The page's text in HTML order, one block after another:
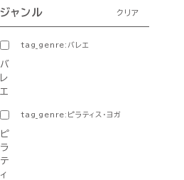
ジャンル クリア
tag_genre:バレエ
バ
レ
エ
tag_genre:ピラティス・ヨガ
ピ
ラ
テ
ィ